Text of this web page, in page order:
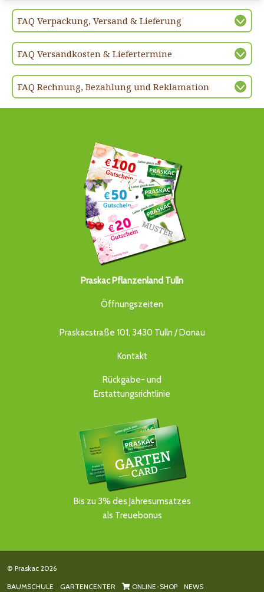
FAQ Verpackung, Versand & Lieferung
FAQ Versandkosten & Liefertermine
FAQ Rechnung, Bezahlung und Reklamation
Praskac Pflanzenland Tulln
Öffnungszeiten
Praskacstraße 101, 3430 Tulln / Donau
Kontakt
Rückgabe- und
Erstattungsrichtlinie
Bis zu 3% des Jahresumsatzes
als Treuebonus
© Praskac 2026
BAUMSCHULE GARTENCENTER ONLINE-SHOP NEWS